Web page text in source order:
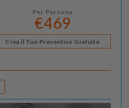
Per Persona
€469
Crea il Tuo Preventivo Gratuito